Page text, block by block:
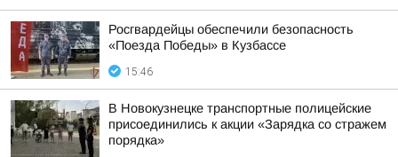
Росгвардейцы обеспечили безопасность
«Поезда Победы» в Кузбассе
15:46
В Новокузнецке транспортные полицейские
присоединились к акции «Зарядка со стражем
порядка»